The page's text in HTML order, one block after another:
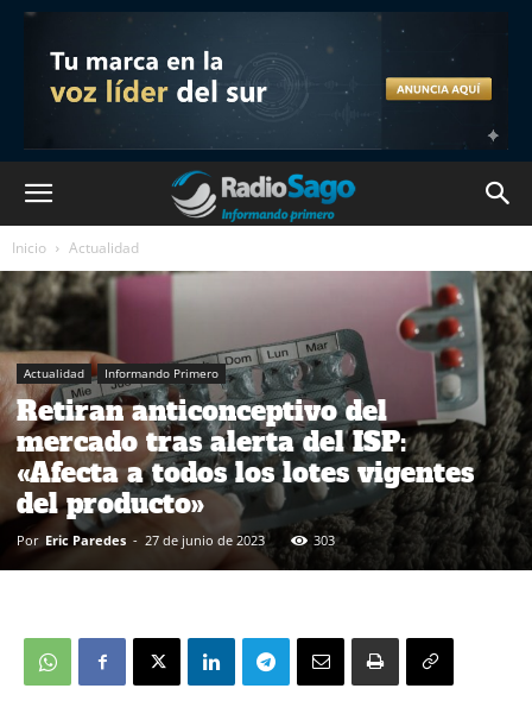
Inicio Actualidad
Actualidad Informando Primero
Retiran anticonceptivo del
mercado tras alerta del ISP:
«Afecta a todos los lotes vigentes
del producto»
Por Eric Paredes - 27 de junio de 2023 303